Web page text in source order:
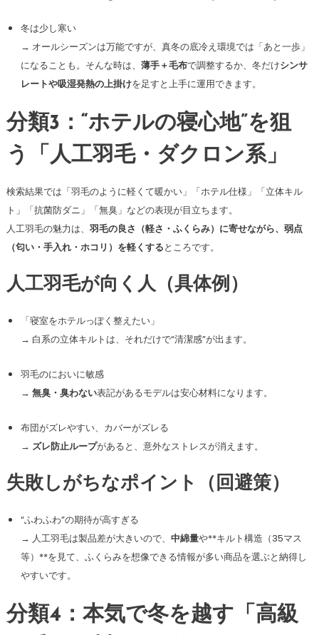
冬は少し寒い
→ オールシーズンは万能ですが、真冬の底冷え環境では「あと一歩」
になることも。そんな時は、 薄手＋毛布で調整するか、冬だけシンサ
レートや吸湿発熱の上掛けを足すと上手に運用できます。
分類3：“ホテルの寝心地”を狙
う「人工羽毛・ダクロン系」
検索結果では「羽毛のように軽くて暖かい」「ホテル仕様」「立体キル
ト」「抗菌防ダニ」「無臭」などの表現が目立ちます。
人工羽毛の魅力は、 羽毛の良さ（軽さ・ふくらみ）に寄せながら、弱点
（匂い・手入れ・ホコリ）を軽くするところです。
人工羽毛が向く人（具体例）
「寝室をホテルっぽく整えたい」
→ 白系の立体キルトは、それだけで“清潔感”が出ます。
羽毛のにおいに敏感
→ 無臭・臭わない表記があるモデルは安心材料になります。
布団がズレやすい、カバーがズレる
→ ズレ防止ループがあると、意外なストレスが消えます。
失敗しがちなポイント（回避策）
“ふわふわ”の期待が高すぎる
→ 人工羽毛は製品差が大きいので、 中綿量や**キルト構造（35マス
等）**を見て、ふくらみを想像できる情報が多い商品を選ぶと納得し
やすいです。
分類4：本気で冬を越す「高級